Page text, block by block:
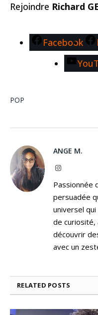
Rejoindre Richard
Facebook
POP
ANGE M.
Instagram
Passionnée
persuadée
universel
de curiosité,
découvrir
avec un
RELATED POSTS